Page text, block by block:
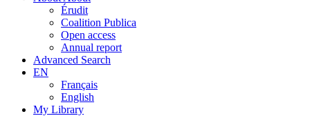
Érudit
Coalition Publica
Open access
Annual report
Advanced Search
EN
Français
English
My Library